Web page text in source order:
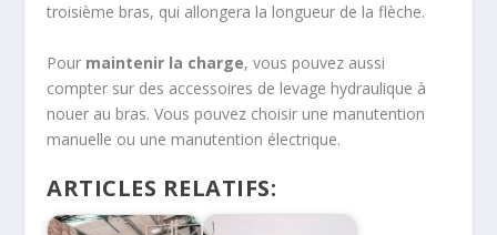
troisième bras, qui allongera la longueur de la flèche.
Pour maintenir la charge, vous pouvez aussi
compter sur des accessoires de levage hydraulique à
nouer au bras. Vous pouvez choisir une manutention
manuelle ou une manutention électrique.
ARTICLES RELATIFS: